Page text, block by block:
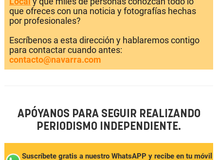
que ofreces con una noticia y fotografías hechas
por profesionales?
Escríbenos a esta dirección y hablaremos contigo
para contactar cuando antes:
contacto@navarra.com
APÓYANOS PARA SEGUIR REALIZANDO
PERIODISMO INDEPENDIENTE.
Suscríbete gratis a nuestro WhatsAPP y recibe en tu móvil